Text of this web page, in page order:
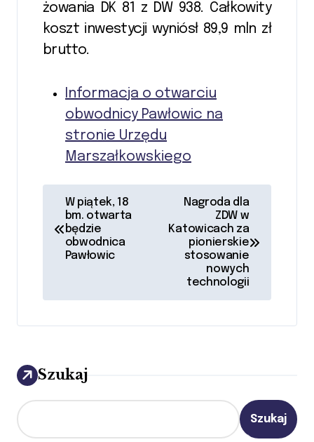
żo­wa­nia DK 81 z DW 938. Cał­ko­wi­ty
koszt in­we­sty­cji wy­niósł 89,9 mln zł
brut­to.
Informacja o otwarciu
obwodnicy Pawłowic na
stronie Urzędu
Marszałkowskiego
c
j
W piątek, 18
bm. otwarta
będzie
obwodnica
Pawłowic
Nagroda dla
ZDW w
Katowicach za
pionierskie
stosowanie
nowych
technologii
Szukaj
Szukaj